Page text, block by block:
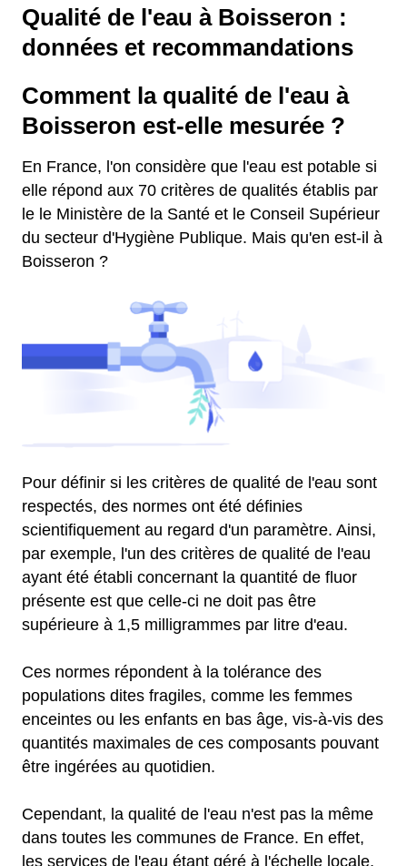
Qualité de l'eau à Boisseron :
données et recommandations
Comment la qualité de l'eau à
Boisseron est-elle mesurée ?
En France, l'on considère que l'eau est potable si
elle répond aux 70 critères de qualités établis par
le le Ministère de la Santé et le Conseil Supérieur
du secteur d'Hygiène Publique. Mais qu'en est-il à
Boisseron ?
Pour définir si les critères de qualité de l'eau sont
respectés, des normes ont été définies
scientifiquement au regard d'un paramètre. Ainsi,
par exemple, l'un des critères de qualité de l'eau
ayant été établi concernant la quantité de fluor
présente est que celle-ci ne doit pas être
supérieure à 1,5 milligrammes par litre d'eau.
Ces normes répondent à la tolérance des
populations dites fragiles, comme les femmes
enceintes ou les enfants en bas âge, vis-à-vis des
quantités maximales de ces composants pouvant
être ingérées au quotidien.
Cependant, la qualité de l'eau n'est pas la même
dans toutes les communes de France. En effet,
les services de l'eau étant géré à l'échelle locale,